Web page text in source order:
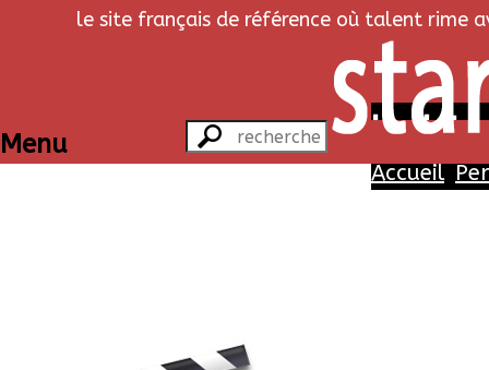
le site français de référence où talent rime
Menu Les
Accueil